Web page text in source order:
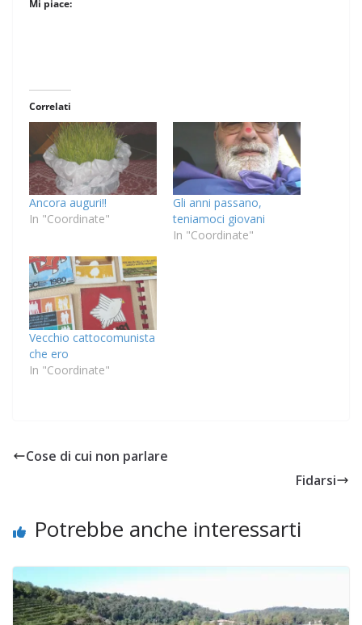
Mi piace:
Correlati
Ancora auguri!!
In "Coordinate"
Gli anni passano,
teniamoci giovani
In "Coordinate"
Vecchio cattocomunista
che ero
In "Coordinate"
Cose di cui non parlare
Fidarsi
Potrebbe anche interessarti